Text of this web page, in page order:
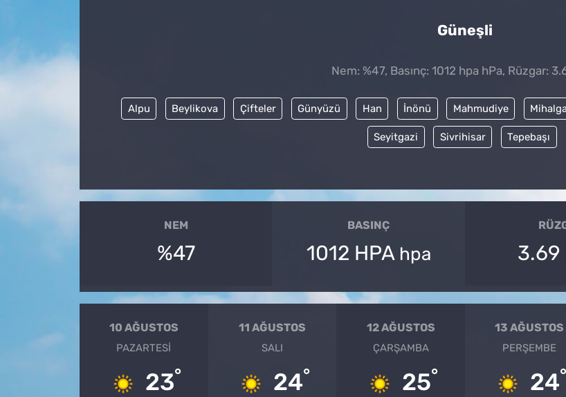
Güneşli
Nem: %47, Basınç: 1012 hpa hPa, Rüzgar:
Alpu Beylikova Çifteler Günyüzü Han İnönü Mahmudiye
Seyitgazi Sivrihisar Tepebaşı
NEM
%47
BASINÇ
1012 HPA hpa 3.69
10 AĞUSTOS
PAZARTESI
23°
11 AĞUSTOS
SALI
24°
12 AĞUSTOS
ÇARŞAMBA
25°
13 AĞUSTOS
PERŞEMBE
24°